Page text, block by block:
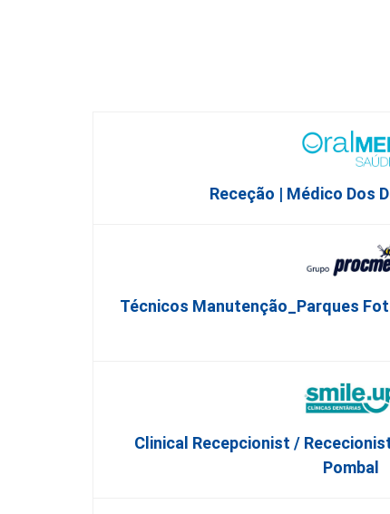
Receção | Médico Dos
Técnicos Manutenção_Parques
Clinical Recepcionist /
Pombal